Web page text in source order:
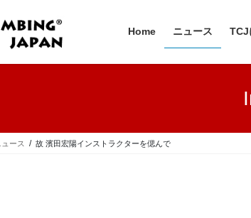
Home ニュース TCJ
ュース 故 濱田宏陽インストラクターを偲んで